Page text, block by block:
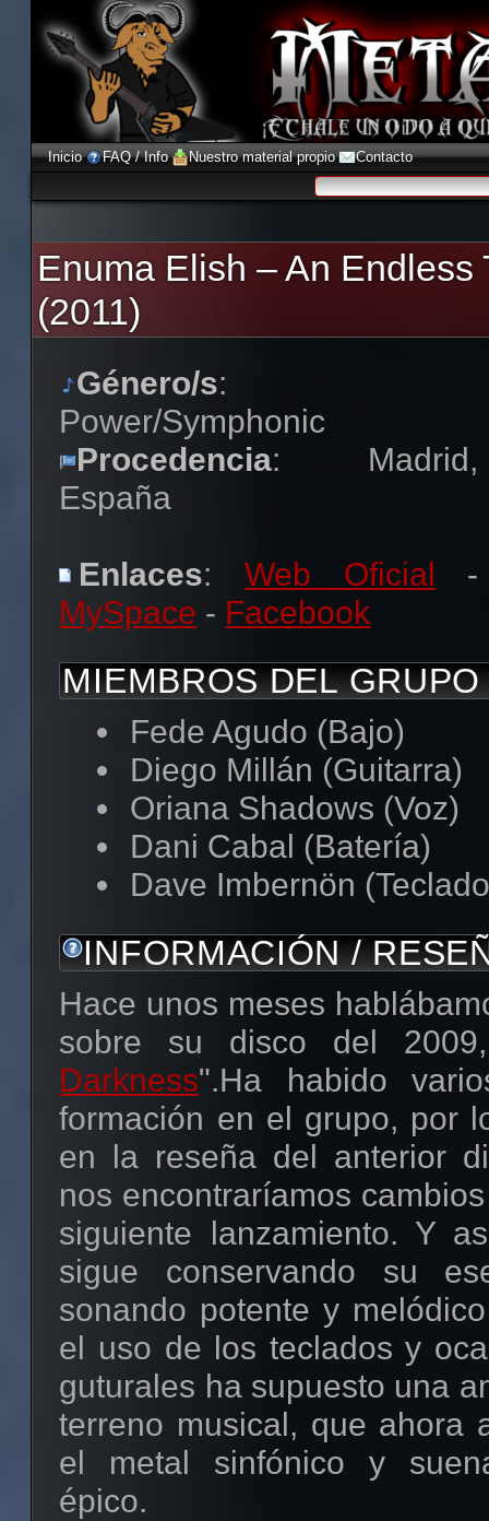
Inicio FAQ / Info Nuestro material propio Contacto
Enuma Elish – An Endless
(2011)
Género/s:
Power/Symphonic
Procedencia: Madrid,
España
Enlaces:Web Oficial -
MySpace - Facebook
MIEMBROS DEL GRUPO
Fede Agudo (Bajo)
Diego Millán (Guitarra)
Oriana Shadows (Voz)
Dani Cabal (Batería)
Dave Imbernön
INFORMACIÓN /
Hace unos meses
sobre su disco del
Darkness".Ha habido
formación en el grupo, por
en la reseña del anterior
nos encontraríamos
siguiente lanzamiento. Y
sigue conservando su
sonando potente y
el uso de los teclados y
guturales ha supuesto una
terreno musical, que ahora
el metal sinfónico y
épico.